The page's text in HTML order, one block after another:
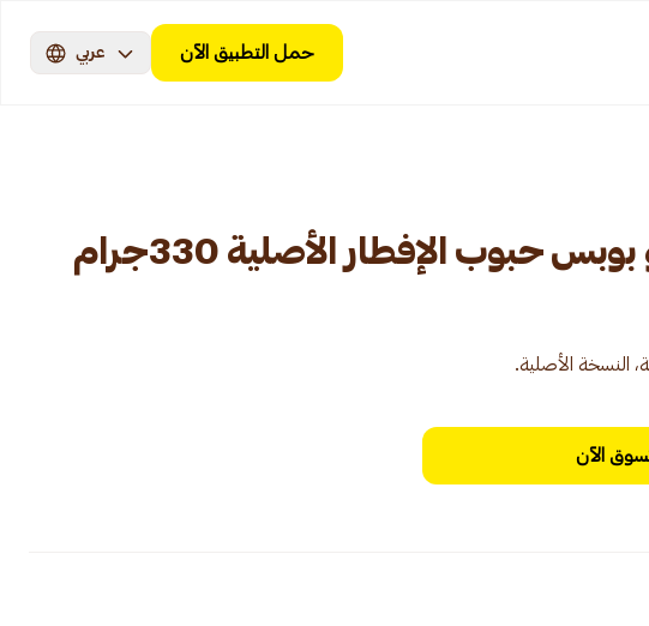
حمل التطبيق الآن عربي
حبوب الإفطار الأصلية 330جرام
النسخة الأصلية.
الآن